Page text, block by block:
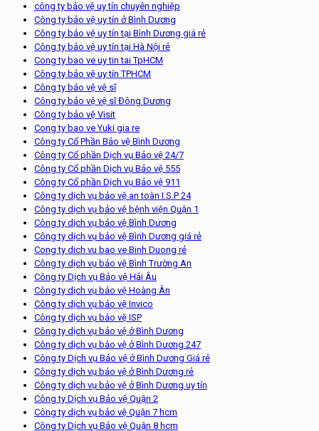
công ty bảo vệ uy tín chuyên nghiệp
Công ty bảo vệ uy tín ở Bình Dương
Công ty bảo vệ uy tín tại Bình Dương giá rẻ
Công ty bảo vệ uy tín tại Hà Nội rẻ
Cong ty bao ve uy tin tai TpHCM
Công ty bảo vệ uy tín TPHCM
Công ty bảo vệ vệ sĩ
Công ty bảo vệ vệ sĩ Đông Dương
Công ty bảo vệ Visit
Cong ty bao ve Yuki gia re
Công ty Cổ Phần Bảo vệ Bình Dương
Công ty Cổ phần Dịch vụ Bảo vệ 24/7
Công ty Cổ phần Dịch vụ Bảo vệ 555
Công ty Cổ phần Dịch vụ Bảo vệ 911
Công ty dịch vụ bảo vệ an toàn I.S.P 24
Công ty dịch vụ bảo vệ bệnh viện Quận 1
Công ty dịch vụ bảo vệ Bình Dương
Công ty dịch vụ bảo vệ Bình Dương giá rẻ
Cong ty dich vu bao ve Binh Duong rẻ
Công ty dịch vụ bảo vệ Bình Trường An
Công ty Dịch vụ Bảo vệ Hải Âu
Công ty dịch vụ bảo vệ Hoàng Ân
Công ty dịch vụ bảo vệ Invico
Công ty dịch vụ bảo vệ ISP
Công ty dịch vụ bảo vệ ở Bình Dương
Công ty dịch vụ bảo vệ ở Bình Dương 247
Công ty Dịch vụ Bảo vệ ở Bình Dương Giá rẻ
Công ty dịch vụ bảo vệ ở Bình Dương rẻ
Công ty dịch vụ bảo vệ ở Bình Dương uy tín
Công ty Dịch vụ Bảo vệ Quận 2
Công ty dịch vụ bảo vệ Quận 7 hcm
Công ty Dịch vụ Bảo vệ Quận 8 hcm